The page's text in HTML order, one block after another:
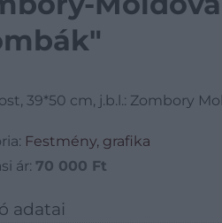
39*50 cm, j.b.l.: Zombory
Festmény, grafika
ár: 70 000 Ft
adatai